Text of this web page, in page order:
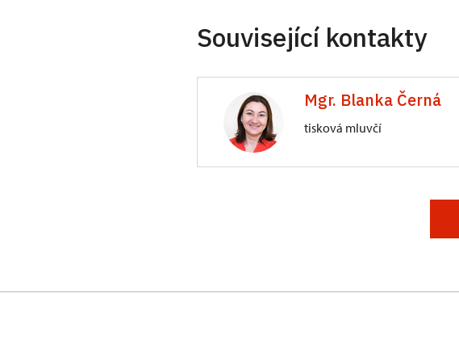
Související kontakty
Mgr. Blanka Černá
tisková mluvčí